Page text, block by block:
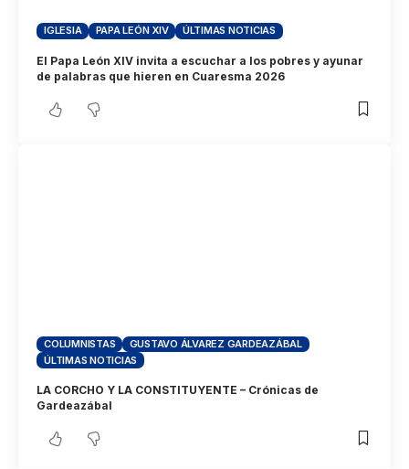
IGLESIA PAPA LEÓN XIV ÚLTIMAS NOTICIAS
El Papa León XIV invita a escuchar a los pobres y ayunar
de palabras que hieren en Cuaresma 2026
COLUMNISTAS
GUSTAVO ÁLVAREZ GARDEAZÁBAL
ÚLTIMAS NOTICIAS
LA CORCHO Y LA CONSTITUYENTE – Crónicas de
Gardeazábal